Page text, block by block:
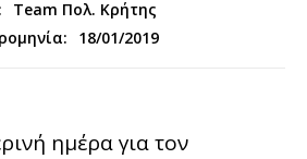
Team Πολ. Κρήτης
18/01/2019
ημέρα για τον